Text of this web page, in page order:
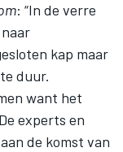
: “In de verre
kap maar
duur.
want het
experts en
de komst van